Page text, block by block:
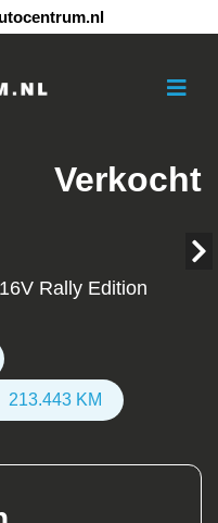
Verkocht
Rally Edition
213.443 KM